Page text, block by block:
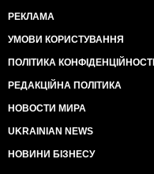
РЕКЛАМА
УМОВИ КОРИСТУВАННЯ
ПОЛІТИКА КОНФІДЕНЦІЙНОСТІ
РЕДАКЦІЙНА ПОЛІТИКА
НОВОСТИ МИРА
UKRAINIAN NEWS
НОВИНИ БІЗНЕСУ